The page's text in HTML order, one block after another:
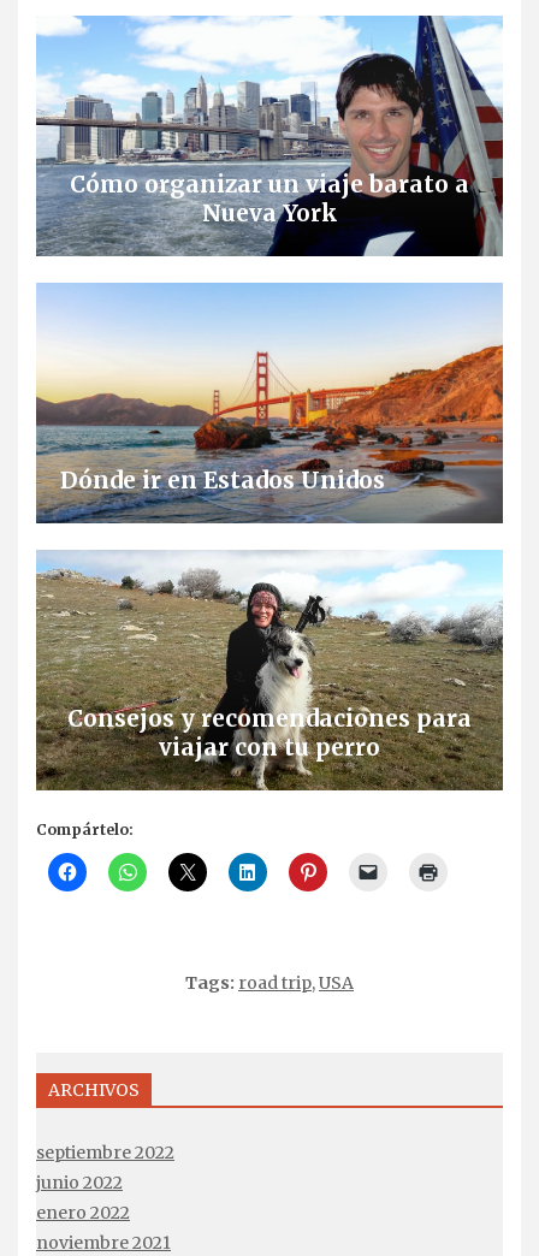
Cómo organizar un viaje barato a
Nueva York
Dónde ir en Estados Unidos
Consejos y recomendaciones para
viajar con tu perro
Compártelo:
Tags: road trip,USA
ARCHIVOS
septiembre 2022
junio 2022
enero 2022
noviembre 2021